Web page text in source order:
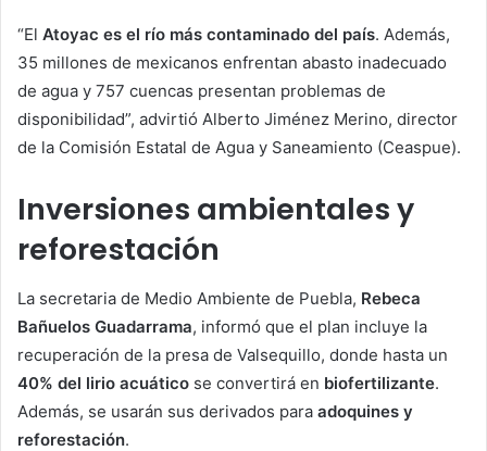
“El Atoyac es el río más contaminado del país. Además,
35 millones de mexicanos enfrentan abasto inadecuado
de agua y 757 cuencas presentan problemas de
disponibilidad”, advirtió Alberto Jiménez Merino, director
de la Comisión Estatal de Agua y Saneamiento (Ceaspue).
Inversiones ambientales y
reforestación
La secretaria de Medio Ambiente de Puebla, Rebeca
Bañuelos Guadarrama, informó que el plan incluye la
recuperación de la presa de Valsequillo, donde hasta un
40% del lirio acuático se convertirá en biofertilizante.
Además, se usarán sus derivados para adoquines y
reforestación.